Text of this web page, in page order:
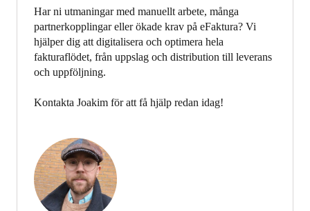
Har ni utmaningar med manuellt arbete, många
partnerkopplingar eller ökade krav på eFaktura? Vi
hjälper dig att digitalisera och optimera hela
fakturaflödet, från uppslag och distribution till leverans
och uppföljning.
Kontakta Joakim för att få hjälp redan idag!